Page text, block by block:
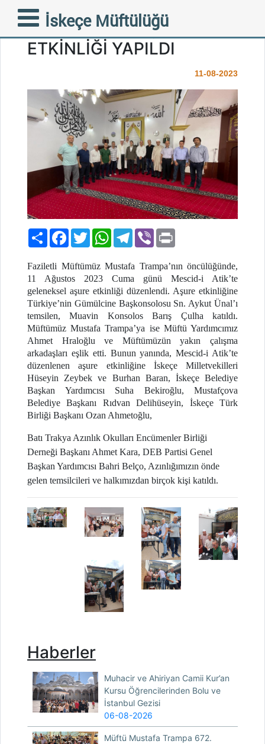
İskeçe Müftülüğü
MÜFTÜLÜĞÜMÜZDE
GELENEKSEL AŞURE
ETKİNLİĞİ YAPILDI
11-08-2023
PaylaşFacebook
TwitterWhatsAppTelegram
Viber
Faziletli Müftümüz Mustafa Trampa’nın öncülüğünde,
11 Ağustos 2023 Cuma günü Mescid-i Atik’te
geleneksel aşure etkinliği düzenlendi. Aşure etkinliğine
Türkiye’nin Gümülcine Başkonsolosu Sn. Aykut Ünal’ı
temsilen, Muavin Konsolos Barış Çulha katıldı.
Müftümüz Mustafa Trampa’ya ise Müftü Yardımcımız
Ahmet Hraloğlu ve Müftümüzün yakın çalışma
arkadaşları eşlik etti. Bunun yanında, Mescid-i Atik’te
düzenlenen aşure etkinliğine İskeçe Milletvekilleri
Hüseyin Zeybek ve Burhan Baran, İskeçe Belediye
Başkan Yardımcısı Suha Bekiroğlu, Mustafçova
Belediye Başkanı Rıdvan Delihüseyin, İskeçe Türk
Birliği Başkanı Ozan Ahmetoğlu,
Batı Trakya Azınlık Okulları Encümenler Birliği
Derneği Başkanı Ahmet Kara, DEB Partisi Genel
Başkan Yardımcısı Bahri Belço, Azınlığımızın önde
gelen temsilcileri ve halkımızdan birçok kişi katıldı.
Haberler
Muhacir ve Ahiriyan Camii Kur’an
Kursu Öğrencilerinden Bolu ve
İstanbul Gezisi
06-08-2026
Müftü Mustafa Trampa 672.